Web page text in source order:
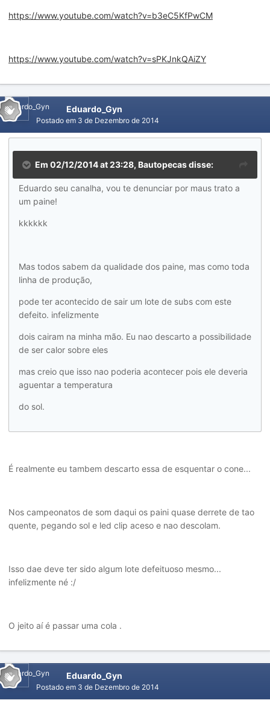
https://www.youtube.com/watch?v=b3eC5KfPwCM
https://www.youtube.com/watch?v=sPKJnkQAiZY
Eduardo_Gyn
Postado em 3 de Dezembro de 2014
Em 02/12/2014 at 23:28, Bautopecas disse:
Eduardo seu canalha, vou te denunciar por maus trato a
um paine!
kkkkkk
Mas todos sabem da qualidade dos paine, mas como toda
linha de produção,
pode ter acontecido de sair um lote de subs com este
defeito. infelizmente
dois cairam na minha mão. Eu nao descarto a possibilidade
de ser calor sobre eles
mas creio que isso nao poderia acontecer pois ele deveria
aguentar a temperatura
do sol.
É realmente eu tambem descarto essa de esquentar o cone...
Nos campeonatos de som daqui os paini quase derrete de tao
quente, pegando sol e led clip aceso e nao descolam.
Isso dae deve ter sido algum lote defeituoso mesmo...
infelizmente né :/
O jeito aí é passar uma cola .
Eduardo_Gyn
Postado em 3 de Dezembro de 2014